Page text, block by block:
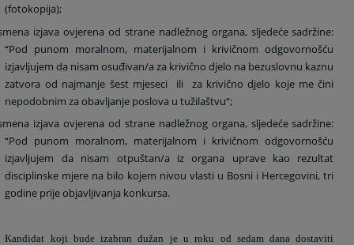
(fotokopija);
izjava ovjerena od strane nadležnog organa, sljedeće sadržine:
“Pod punom moralnom, materijalnom i krivičnom odgovornošću
izjavljujem da nisam osuđivan/a za krivično djelo na bezuslovnu kaznu
zatvora od najmanje šest mjeseci
ili
za krivično djelo koje me čini
nepodobnim za obavljanje poslova u tužilaštvu“;
izjava ovjerena od strane nadležnog organa, sljedeće sadržine:
“Pod punom moralnom, materijalnom i krivičnom odgovornošću
izjavljujem da nisam otpuštan/a iz organa uprave kao rezultat
disciplinske mjere na bilo kojem nivou vlasti u Bosni i Hercegovini, tri
godine prije objavljivanja konkursa.
Kandidat koji bude izabran dužan je u roku od sedam dana dostaviti